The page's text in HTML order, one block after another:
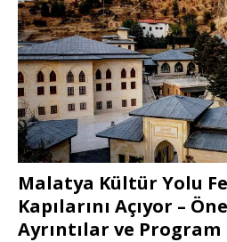
Malatya Kültür Yolu
Kapılarını Açıyor –
Ayrıntılar ve Program